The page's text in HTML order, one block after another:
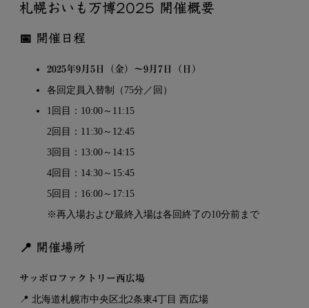
札幌おいも万博2025 開催概要
📅 開催日程
2025年9月5日（金）～9月7日（日）
各回定員入替制（75分／回）
1回目：10:00～11:15
2回目：11:30～12:45
3回目：13:00～14:15
4回目：14:30～15:45
5回目：16:00～17:15
※再入場および最終入場は各回終了の10分前まで
📍 開催場所
サッポロファクトリー西広場
📍 北海道札幌市中央区北2条東4丁目 西広場